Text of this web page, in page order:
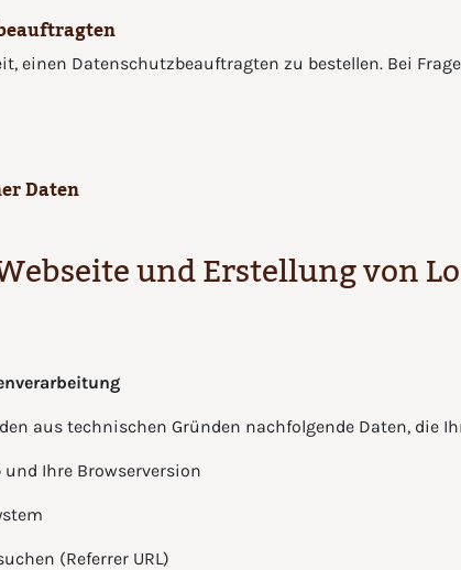
einen Datenschutzbeauftragten zu bestellen. Bei
Daten
und Erstellung von
aus technischen Gründen nachfolgende Daten, die
Ihre Browserversion
(Referrer URL)